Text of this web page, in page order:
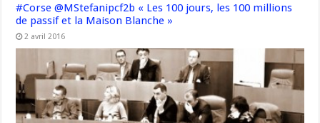
#Corse @MStefanipcf2b « Les 100 jours, les 100 millions
de passif et la Maison Blanche »
2 avril 2016